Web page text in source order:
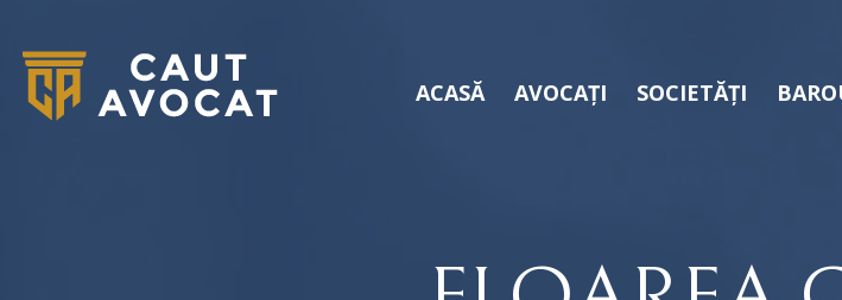
ACASĂ AVOCAȚI SOCIETĂȚI